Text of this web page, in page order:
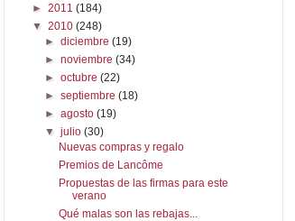
► 2011 (184)
▼ 2010 (248)
►diciembre(19)
►noviembre(34)
►octubre(22)
►septiembre(18)
►agosto(19)
▼julio(30)
Nuevas compras y regalo
Premios de Lancôme
Propuestas de las firmas para este
verano
Qué malas son las rebajas...